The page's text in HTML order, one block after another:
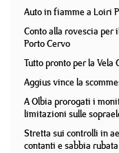
Auto in fiamme a Loiri
Conto alla rovescia per
Porto Cervo
Tutto pronto per la Vela
Aggius vince la
A Olbia prorogati i
limitazioni sulle
Stretta sui controlli in
contanti e sabbia rubata